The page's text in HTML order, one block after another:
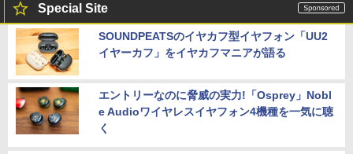
Special Site
SOUNDPEATSのイヤカフ型イヤフォン「UU2
イヤーカフ」をイヤカフマニアが語る
エントリーなのに脅威の実力!「Osprey」Nobl
e Audioワイヤレスイヤフォン4機種を一気に聴
く